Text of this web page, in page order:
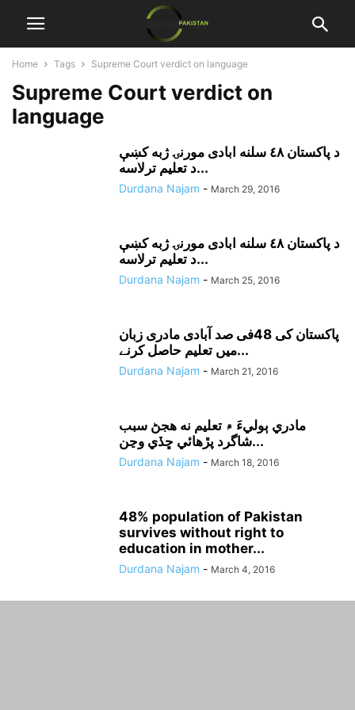
Home Tags Supreme Court verdict on language
Supreme Court verdict on
language
د پاکستان ٤٨ سلنه ابادى مورنۍ ژبه کښې
د تعليم ترلاسه...
Durdana Najam - March 29, 2016
د پاکستان ٤٨ سلنه ابادى مورنۍ ژبه کښې
د تعليم ترلاسه...
Durdana Najam - March 25, 2016
پاکستان کی 48فی صد آبادی مادری زبان
میں تعلیم حاصل کرنے...
Durdana Najam - March 21, 2016
مادري ٻوليءَ ۾ تعليم نه هجڻ سبب
شاگرد پڙهائي ڇڏي وڃن...
Durdana Najam - March 18, 2016
48% population of Pakistan
survives without right to
education in mother...
Durdana Najam - March 4, 2016